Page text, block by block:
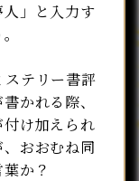
」と入力す
テリー書評
かれる際、
け加えられ
おおむね同
か？